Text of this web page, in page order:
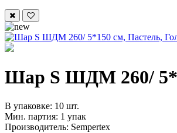
Шар S ШДМ 260/
В упаковке: 10 шт.
Мин. партия: 1 упак
Производитель: Sempertex